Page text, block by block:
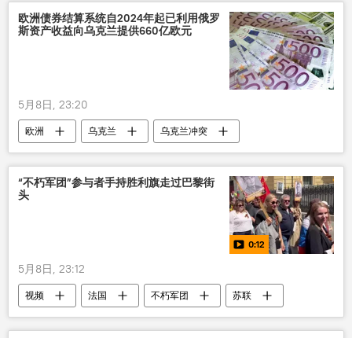
欧洲债券结算系统自2024年起已利用俄罗
斯资产收益向乌克兰提供660亿欧元
5月8日, 23:20
欧洲 乌克兰 乌克兰冲突
“不朽军团”参与者手持胜利旗走过巴黎街
头
0:12
5月8日, 23:12
视频 法国 不朽军团
苏联
俄罗斯
胜利日